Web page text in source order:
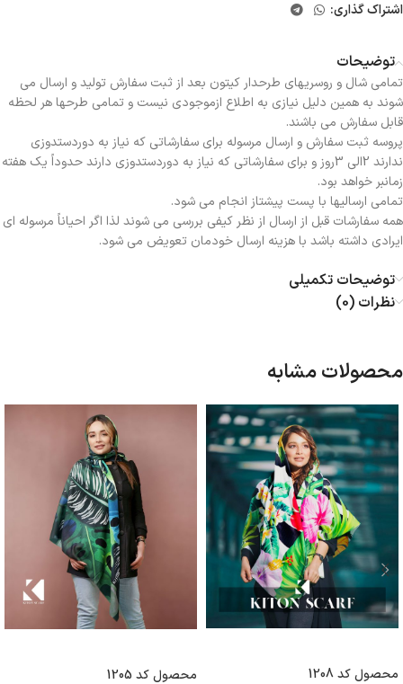
اشتراک گذاری:
توضیحات
تمامی شال و روسریهای طرحدار کیتون بعد از ثبت سفارش تولید و ارسال می
شوند به همین دلیل نیازی به اطلاع ازموجودی نیست و تمامی طرحها هر لحظه
قابل سفارش می باشند.
پروسه ثبت سفارش و ارسال مرسوله برای سفارشاتی که نیاز به دوردستدوزی
ندارند 2الی 3روز و برای سفارشاتی که نیاز به دوردستدوزی دارند حدوداً یک هفته
زمانبر خواهد بود.
تمامی ارسالیها با پست پیشتاز انجام می شود.
همه سفارشات قبل از ارسال از نظر کیفی بررسی می شوند لذا اگر احیاناً مرسوله ای
ایرادی داشته باشد با هزینه ارسال خودمان تعویض می شود.
توضیحات تکمیلی
نظرات (0)
محصولات مشابه
محصول کد 1208
محصول کد 1205